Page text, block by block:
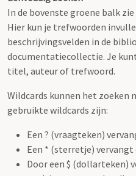
In de bovenste groene balk
Hier kun je trefwoorden
beschrijvingsvelden in de
documentatiecollectie. Je
titel, auteur of trefwoord.
Wildcards kunnen het zoeken
gebruikte wildcards zijn:
Een ? (vraagteken)
Een * (sterretje)
Door een $ (dollarteken)